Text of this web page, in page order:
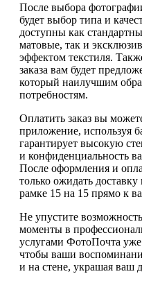
После выбора
будет выбор типа и
доступны как
матовые, так и
эффектом текстиля.
заказа вам будет
который наилучшим
потребностям.
Оплатить заказ вы
приложение, используя
гарантирует высокую
и конфиденциальность
После оформления и
только ожидать
рамке 15 на 15 прямо к
Не упустите
моменты в
услугами ФотоПочта уже
чтобы ваши
и на стене, украшая ваш